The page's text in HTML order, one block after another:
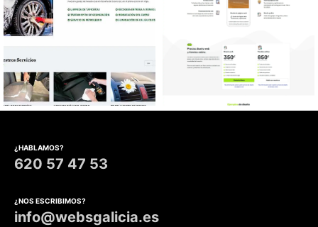
¿HABLAMOS?
620 57 47 53
¿NOS ESCRIBIMOS?
info@websgalicia.es